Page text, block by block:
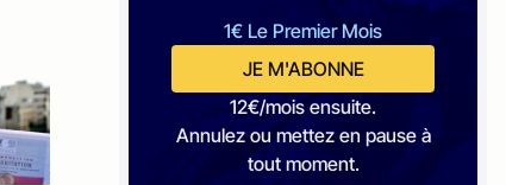
1€ Le Premier Mois
JE M'ABONNE
12€/mois ensuite.
Annulez ou mettez en pause à
tout moment.